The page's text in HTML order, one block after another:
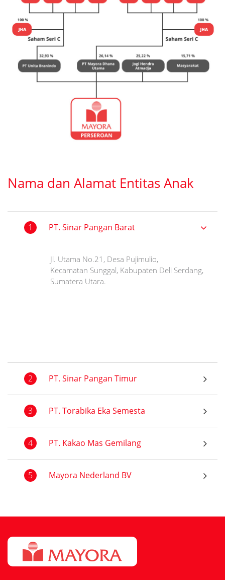
Nama dan Alamat Entitas Anak
1 PT. Sinar Pangan Barat
Jl. Utama No.21, Desa Pujimulio,
Kecamatan Sunggal, Kabupaten Deli Serdang,
Sumatera Utara.
2 PT. Sinar Pangan Timur
3 PT. Torabika Eka Semesta
4 PT. Kakao Mas Gemilang
5 Mayora Nederland BV